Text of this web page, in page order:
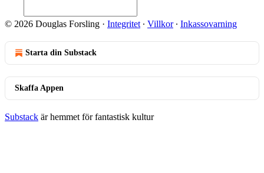
© 2026 Douglas Forsling · Integritet ∙ Villkor∙ Inkassovarning
Starta din Substack
Skaffa Appen
Substack är hemmet för fantastisk kultur